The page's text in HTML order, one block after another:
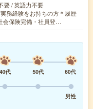
要 / 英語力不要
務経験をお持ちの方＊履歴
保険完備・社員登…
40代 50代
60代
男性